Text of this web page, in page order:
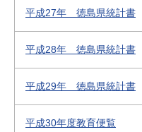
平成27年 徳島県統計書
平成28年 徳島県統計書
平成29年 徳島県統計書
平成30年度教育便覧